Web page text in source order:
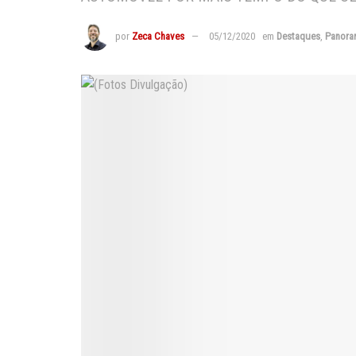
por Zeca Chaves 05/12/2020 em Destaques,